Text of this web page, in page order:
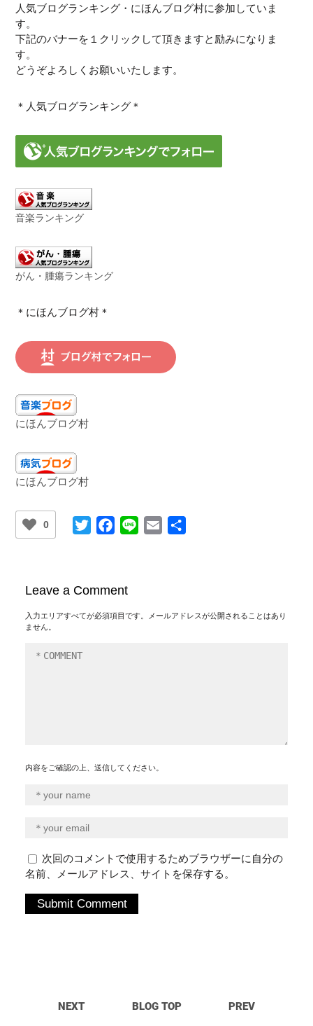
人気ブログランキング・にほんブログ村に参加していま
す。
下記のバナーを１クリックして頂きますと励みになりま
す。
どうぞよろしくお願いいたします。
＊人気ブログランキング＊
音楽ランキング
がん・腫瘍ランキング
＊にほんブログ村＊
にほんブログ村
にほんブログ村
0 TwitterFacebook
Line Email
Leave a Comment
入力エリアすべてが必須項目です。メールアドレスが公開されることはあり
ません。
内容をご確認の上、送信してください。
次回のコメントで使用するためブラウザーに自分の
名前、メールアドレス、サイトを保存する。
NEXT BLOG TOP PREV